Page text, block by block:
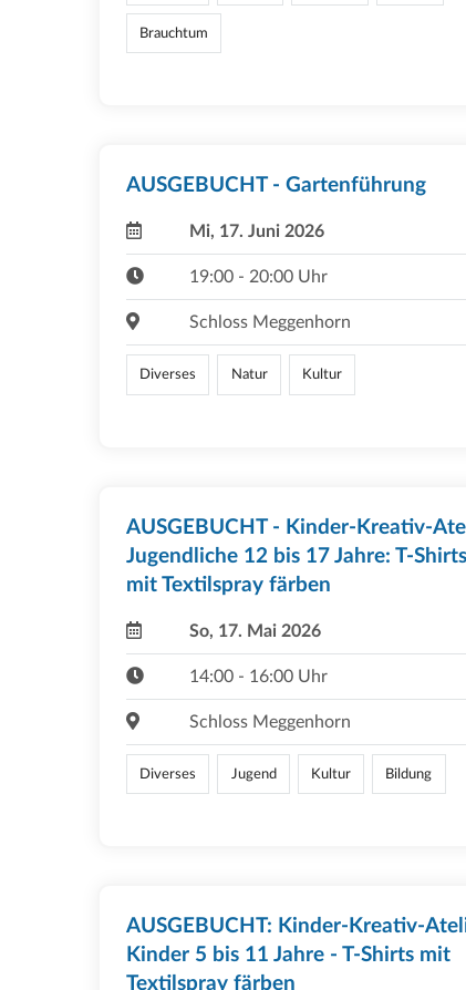
Brauchtum
AUSGEBUCHT - Gartenführung
Mi, 17. Juni 2026
19:00 - 20:00 Uhr
Schloss Meggenhorn
Diverses Natur Kultur
AUSGEBUCHT - Kinder-Kreativ-
Jugendliche 12 bis 17 Jahre: T-Shirts
mit Textilspray färben
So, 17. Mai 2026
14:00 - 16:00 Uhr
Schloss Meggenhorn
Diverses Jugend Kultur Bildung
AUSGEBUCHT: Kinder-Kreativ-
Kinder 5 bis 11 Jahre - T-Shirts mit
Textilspray färben